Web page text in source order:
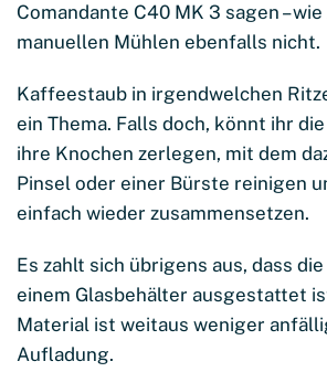
Comandante C40 MK 3 sagen –
manuellen Mühlen ebenfalls nicht.
Kaffeestaub in irgendwelchen
ein Thema. Falls doch, könnt ihr
ihre Knochen zerlegen, mit dem
Pinsel oder einer Bürste reinigen
einfach wieder zusammensetzen.
Es zahlt sich übrigens aus, dass
einem Glasbehälter ausgestattet
Material ist weitaus weniger
Aufladung.